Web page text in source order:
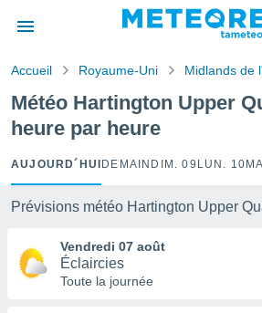
de
a
par
Accueil Royaume-Uni Midlands de
Météo Hartington Upper
heure par heure
AUJOURD´HUI DEMAIN DIM. 09 LUN. 10
Prévisions météo Hartington Upper
Vendredi 07 août
Éclaircies
Toute la journée